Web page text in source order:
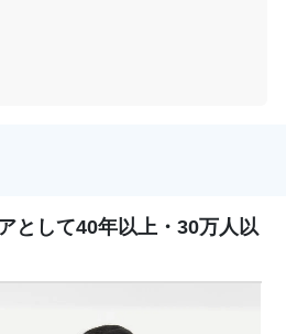
として40年以上・30万人以